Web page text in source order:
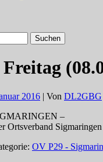
2016 | Von DL2GBG
–
Ortsverband
OV P29 -